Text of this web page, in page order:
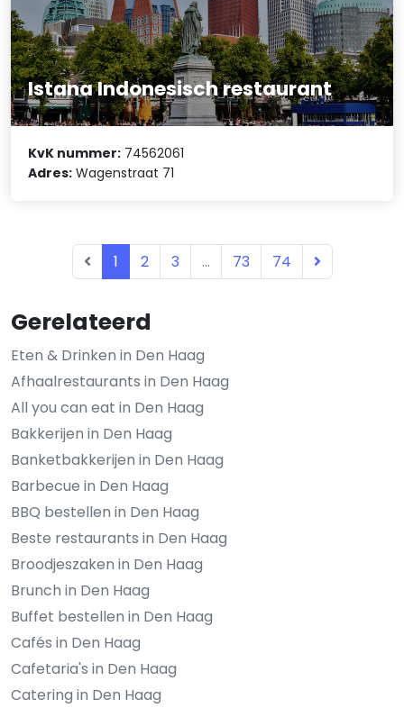
Gerelateerd
Eten & Drinken in Den Haag
Afhaalrestaurants in Den Haag
All you can eat in Den Haag
Bakkerijen in Den Haag
Banketbakkerijen in Den Haag
Barbecue in Den Haag
BBQ bestellen in Den Haag
Beste restaurants in Den Haag
Broodjeszaken in Den Haag
Brunch in Den Haag
Buffet bestellen in Den Haag
Cafés in Den Haag
Cafetaria's in Den Haag
Catering in Den Haag
Istana Indonesisch restaurant
KvK nummer: 74562061
Adres: Wagenstraat 71
1 2 3 ... 73 74